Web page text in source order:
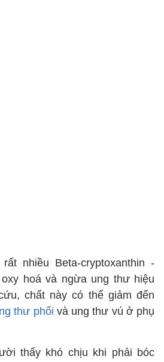
nhiều Beta-cryptoxanthin -
hoá và ngừa ung thư hiệu
chất này có thể giảm đến
thư phổi và ung thư vú ở phụ
thấy khó chịu khi phải bóc